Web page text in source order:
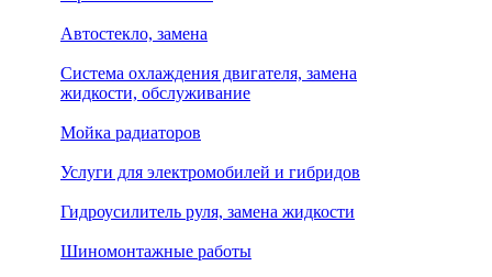
Автостекло, замена
Система охлаждения двигателя, замена
жидкости, обслуживание
Мойка радиаторов
Услуги для электромобилей и гибридов
Гидроусилитель руля, замена жидкости
Шиномонтажные работы